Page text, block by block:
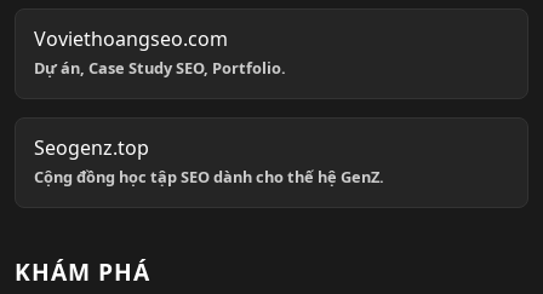
Voviethoangseo.com
Dự án, Case Study SEO, Portfolio.
Seogenz.top
Cộng đồng học tập SEO dành cho thế hệ GenZ.
KHÁM PHÁ